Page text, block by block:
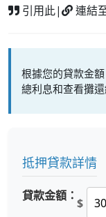
引用此| 連結
根據您的貸款金
總利息和查看攤還
抵押貸款詳情
貸款金額： $